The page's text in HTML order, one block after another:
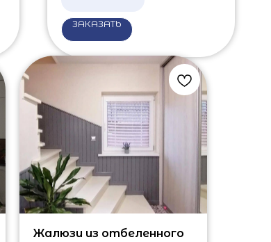
ЗАКАЗАТЬ
Жалюзи из отбеленного